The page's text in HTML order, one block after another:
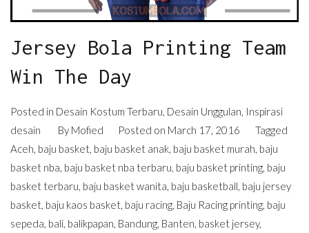
Jersey Bola Printing Team
Win The Day
Posted in Desain Kostum Terbaru, Desain Unggulan, Inspirasi
desain
By Mofied Posted on March 17, 2016
Tagged
Aceh, baju basket, baju basket anak, baju basket murah, baju
basket nba, baju basket nba terbaru, baju basket printing, baju
basket terbaru, baju basket wanita, baju basketball, baju jersey
basket, baju kaos basket, baju racing, Baju Racing printing, baju
sepeda, bali, balikpapan, Bandung, Banten, basket jersey,